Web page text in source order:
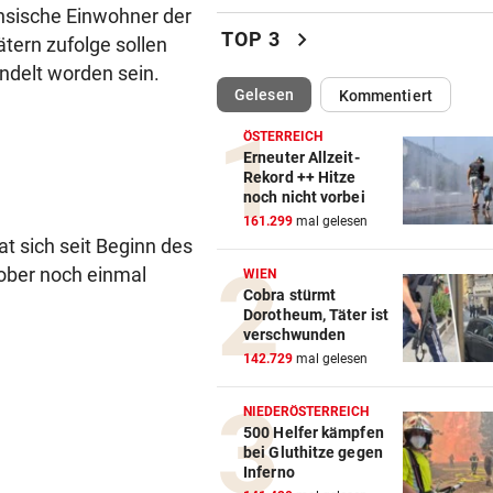
Einwohner der
zufolge sollen
worden sein.
sich seit Beginn des
noch einmal
Sieg! Erfolgreiches Debüt für
Senft in Karlsruhe
BUNDESLIGA IM TICKER
LIVE ab 17 Uhr: GAK gegen
Lustenau
ALLES WAR KLAR, DANN vor
Überraschende Gründe:
Drama um Ilzer-Ass!
GERICHTSENTSCHEIDUNG vor
ÖAMTC nicht gerufen: 130
Strafe für Lenker
NACH ARBEIT IM EINSATZ
60 Alarme zu Waldbränden in
einer Woche
TOP 3 chevron_right
Gelesen(ausgewählt)Kommentiert
ÖSTERREICH
Erneuter Allzeit-
Rekord ++ Hitze
noch nicht vorbei
161.299 mal gelesen
WIEN
Cobra stürmt
Dorotheum, Täter ist
verschwunden
142.729 mal gelesen
NIEDERÖSTERREICH
500 Helfer kämpfen
bei Gluthitze gegen
Inferno